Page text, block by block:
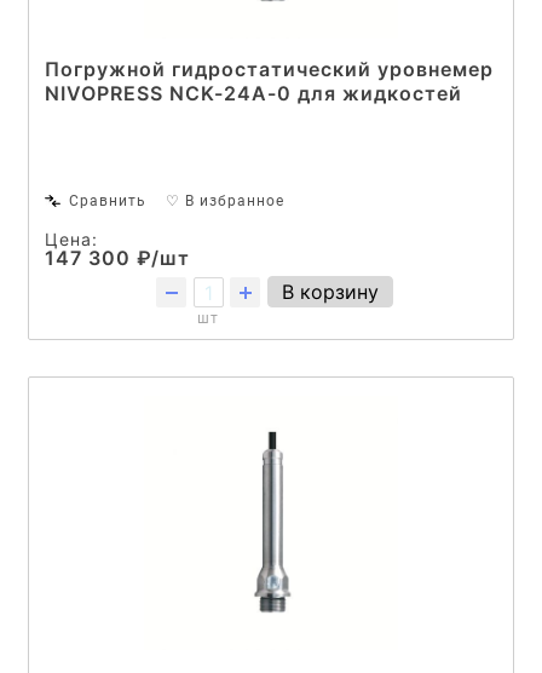
Погружной гидростатический уровнемер
NIVOPRESS NCK-24A-0 для жидкостей
Сравнить ♡ В избранное
Цена:
147 300 ₽/шт
шт
В корзину